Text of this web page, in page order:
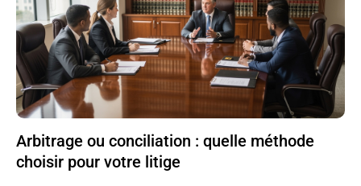
Arbitrage ou conciliation : quelle méthode
choisir pour votre litige